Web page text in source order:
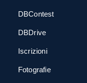
DBContest
DBDrive
Iscrizioni
Fotografie